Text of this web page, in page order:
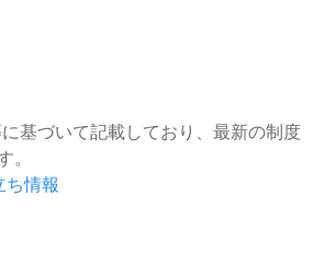
基づいて記載しており、最新の制度
。
ち情報